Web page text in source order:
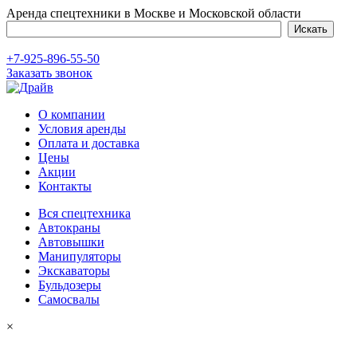
Аренда спецтехники в Москве и Московской области
+7-925-896-55-50
Заказать звонок
О компании
Условия аренды
Оплата и доставка
Цены
Акции
Контакты
Вся спецтехника
Автокраны
Автовышки
Манипуляторы
Экскаваторы
Бульдозеры
Самосвалы
×